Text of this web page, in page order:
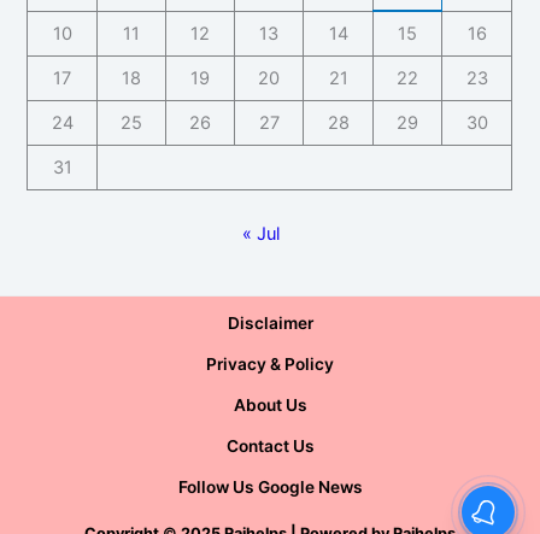
10 11 12 13 14 15 16
17 18 19 20 21 22 23
24 25 26 27 28 29 30
31
« Jul
Disclaimer
Privacy & Policy
About Us
Contact Us
Follow Us Google News